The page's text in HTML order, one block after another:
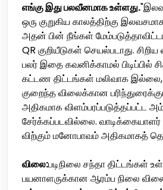
எங்கு இது பலவீனமாக உள்ளது.
ஒரு குறுகிய காலத்திற்கு
அதன் பின் நீங்கள்
QR குறியீடுகள் செயல்படாது.
பலர் இதை கவனிக்காமல் பிடிப்பில்
கட்டண திட்டங்கள் மலிவாக இல்லை,
குறைந்த விலைக்கான
அதிகமாக
சேர்க்கப்படவில்லை. வாடிக்கையாளர்
விற்கும் மனோபாவம் அதிகமாகத்
விலை:படிநிலை சந்தா திட்டங்கள்
பயனாளருக்கான ஆரம்ப நிலை